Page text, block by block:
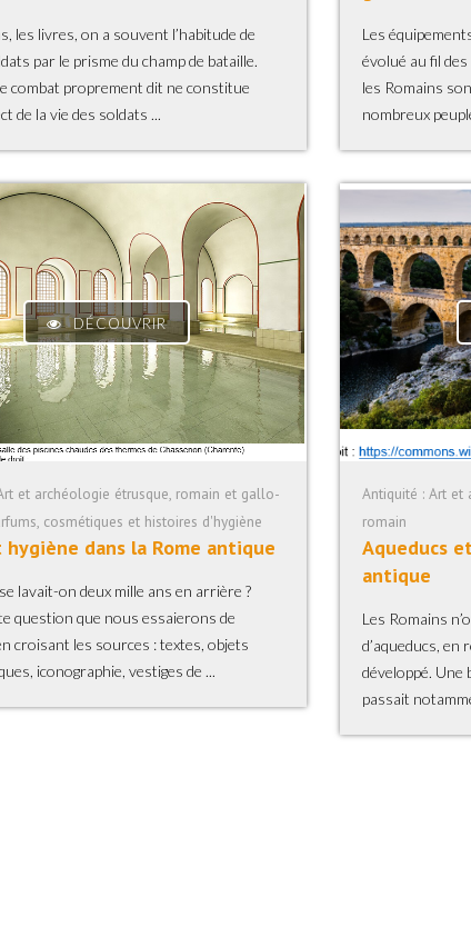
les livres, on a souvent l’habitude de
par le prisme du champ de bataille.
combat proprement dit ne constitue
de la vie des soldats ...
Les
évolué au fil
les Romains
nombreux
DÉCOUVRIR
et archéologie étrusque, romain et gallo-
cosmétiques et histoires d'hygiène
hygiène dans la Rome antique
lavait-on deux mille ans en arrière ?
question que nous essaierons de
croisant les sources : textes, objets
iconographie, vestiges de ...
Antiquité : Art et
romain
Aqueducs
antique
Les Romains
d’aqueducs, en
développé. Une
passait